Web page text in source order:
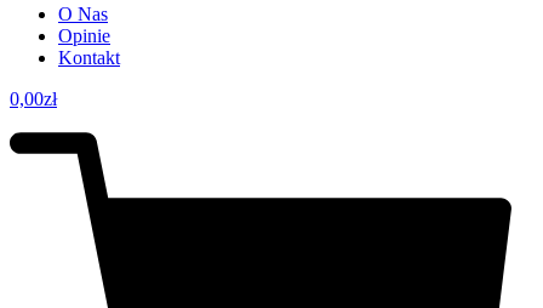
O Nas
Opinie
Kontakt
0,00zł